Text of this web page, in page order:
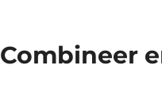
Combineer